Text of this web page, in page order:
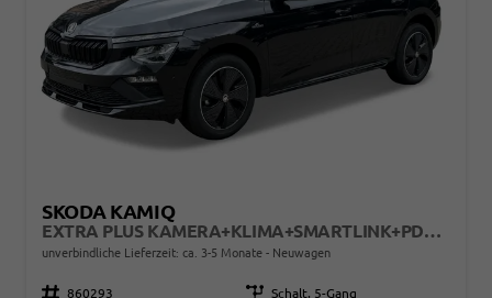
SKODA KAMIQ
EXTRA PLUS KAMERA+KLIMA+SMARTLINK+PDC+LED+TEMPOMAT
unverbindliche Lieferzeit: ca. 3-5 Monate Neuwagen
Fahrzeugnr. 860293 Getriebe Schalt. 5-Gang